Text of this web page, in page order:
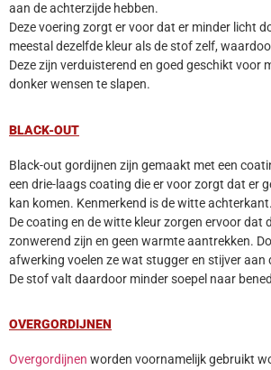
aan de achterzijde hebben.
Deze voering zorgt er voor dat er minder licht
meestal dezelfde kleur als de stof zelf,
Deze zijn verduisterend en goed geschikt voor
donker wensen te slapen.
BLACK-OUT
Black-out gordijnen zijn gemaakt met een
een drie-laags coating die er voor zorgt dat er
kan komen. Kenmerkend is de witte achterkant.
De coating en de witte kleur zorgen ervoor dat
zonwerend zijn en geen warmte aantrekken.
afwerking voelen ze wat stugger en stijver aan
De stof valt daardoor minder soepel naar
OVERGORDIJNEN
Overgordijnen worden voornamelijk gebruikt